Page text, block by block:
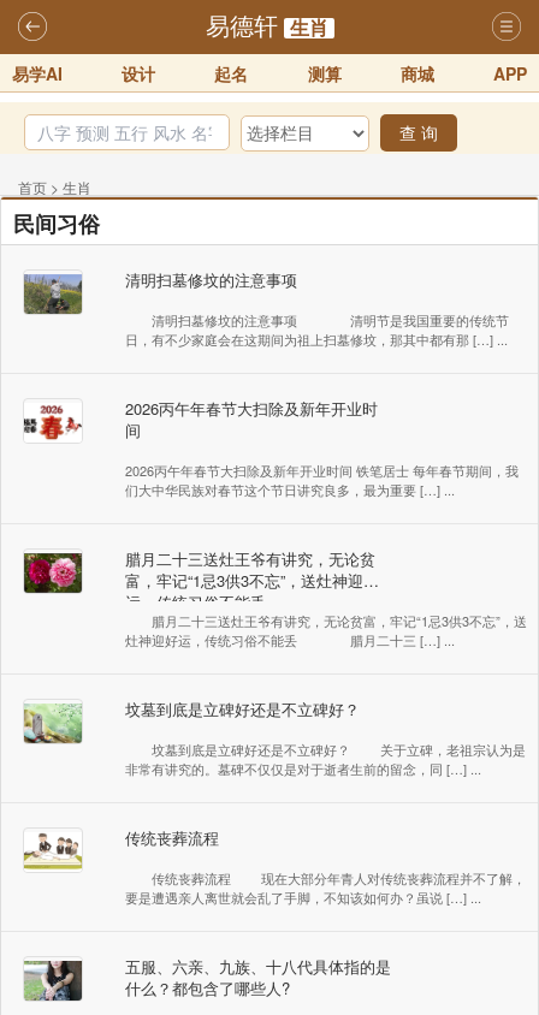
易德轩 生肖
易学AI 设计 起名 测算 商城 APP
查 询
首页 > 生肖
民间习俗
清明扫墓修坟的注意事项
清明扫墓修坟的注意事项 清明节是我国重要的传统节
日，有不少家庭会在这期间为祖上扫墓修坟，那其中都有那 […] ...
2026丙午年春节大扫除及新年开业时
间
2026丙午年春节大扫除及新年开业时间 铁笔居士 每年春节期间，我
们大中华民族对春节这个节日讲究良多，最为重要 […] ...
腊月二十三送灶王爷有讲究，无论贫
富，牢记“1忌3供3不忘”，送灶神迎好
运，传统习俗不能丢
腊月二十三送灶王爷有讲究，无论贫富，牢记“1忌3供3不忘”，送
灶神迎好运，传统习俗不能丢 腊月二十三 […] ...
坟墓到底是立碑好还是不立碑好？
坟墓到底是立碑好还是不立碑好？ 关于立碑，老祖宗认为是
非常有讲究的。墓碑不仅仅是对于逝者生前的留念，同 […] ...
传统丧葬流程
传统丧葬流程 现在大部分年青人对传统丧葬流程并不了解，
要是遭遇亲人离世就会乱了手脚，不知该如何办？虽说 […] ...
五服、六亲、九族、十八代具体指的是
什么？都包含了哪些人?